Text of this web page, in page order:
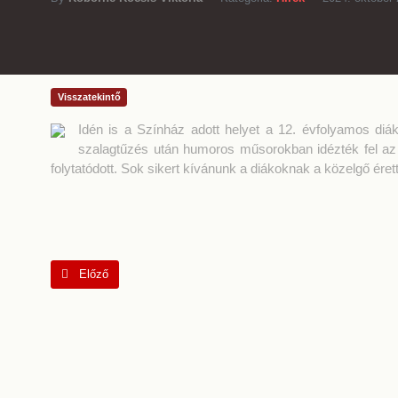
Visszatekintő
Idén is a Színház adott helyet a 12. évfolyamos
szalagtűzés után humoros műsorokban idézték fel
folytatódott. Sok sikert kívánunk a diákoknak a közelgő
Előző cikk: Tökparti
Előző